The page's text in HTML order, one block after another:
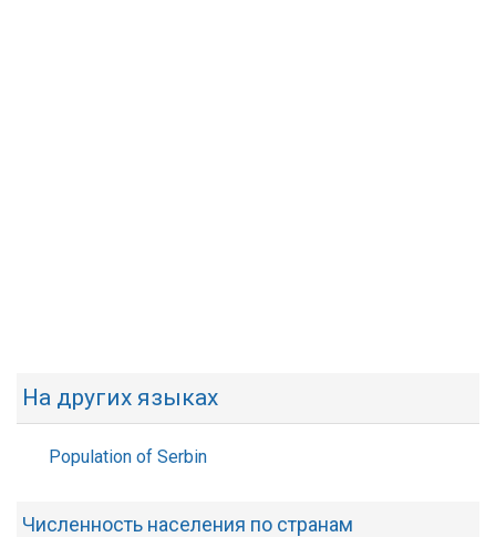
На других языках
Population of Serbin
Численность населения по странам